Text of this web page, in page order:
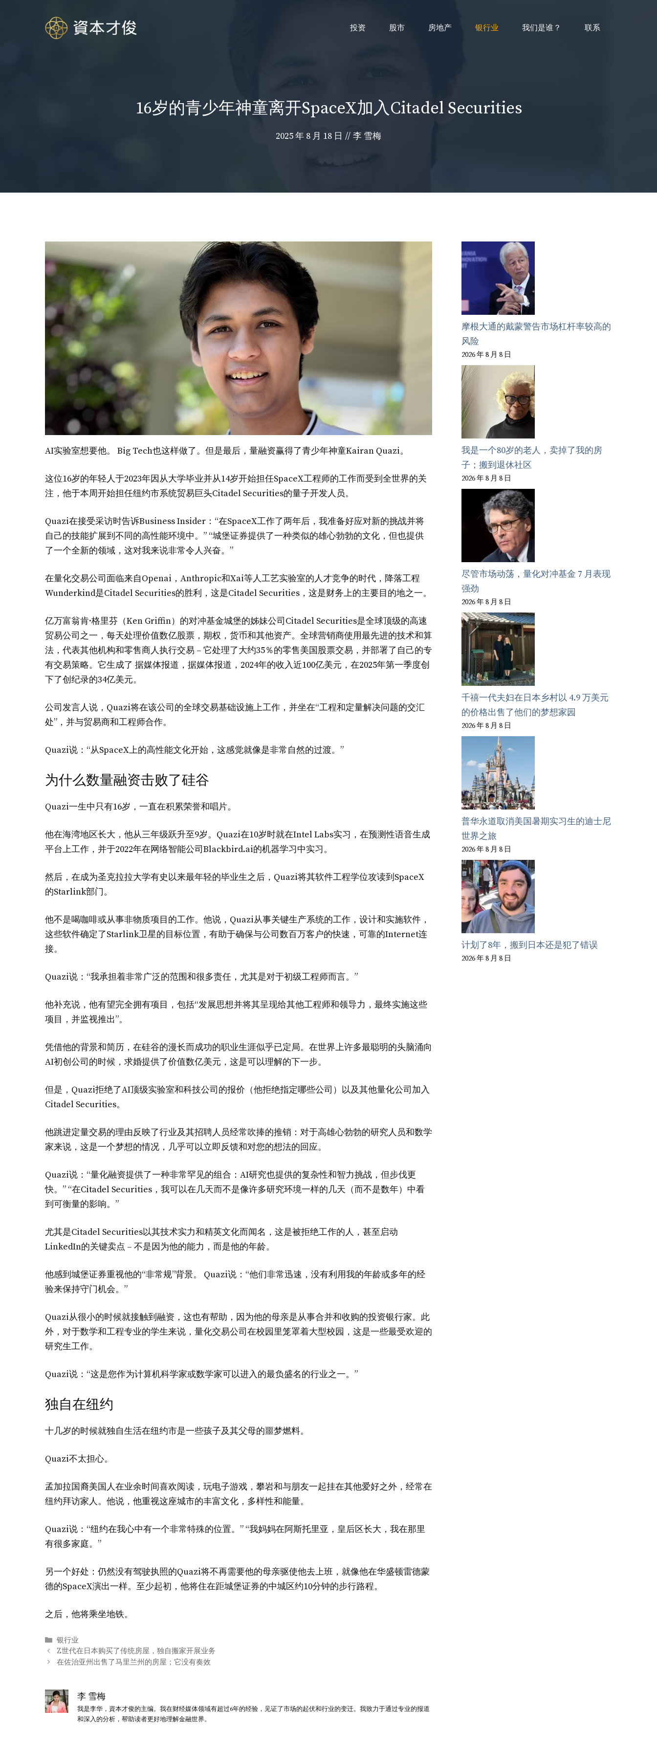
投资 股市 房地产 银行业 我们是谁？ 联系
16岁的青少年神童离开SpaceX加入Citadel Securities
2025 年 8 月 18 日 // 李 雪梅
AI实验室想要他。 Big Tech也这样做了。但是最后，量融资赢得了青少年神童Kairan Quazi。
这位16岁的年轻人于2023年因从大学毕业并从14岁开始担任SpaceX工程师的工作而受到全世界的关
注，他于本周开始担任纽约市系统贸易巨头Citadel Securities的量子开发人员。
Quazi在接受采访时告诉Business Insider：“在SpaceX工作了两年后，我准备好应对新的挑战并将
自己的技能扩展到不同的高性能环境中。” “城堡证券提供了一种类似的雄心勃勃的文化，但也提供
了一个全新的领域，这对我来说非常令人兴奋。”
在量化交易公司面临来自Openai，Anthropic和Xai等人工艺实验室的人才竞争的时代，降落工程
Wunderkind是Citadel Securities的胜利，这是Citadel Securities，这是财务上的主要目的地之一。
亿万富翁肯·格里芬（Ken Griffin）的对冲基金城堡的姊妹公司Citadel Securities是全球顶级的高速
贸易公司之一，每天处理价值数亿股票，期权，货币和其他资产。全球营销商使用最先进的技术和算
法，代表其他机构和零售商人执行交易 – 它处理了大约35％的零售美国股票交易，并部署了自己的专
有交易策略。它生成了 据媒体报道，据媒体报道，2024年的收入近100亿美元，在2025年第一季度创
下了创纪录的34亿美元。
公司发言人说，Quazi将在该公司的全球交易基础设施上工作，并坐在“工程和定量解决问题的交汇
处”，并与贸易商和工程师合作。
Quazi说：“从SpaceX上的高性能文化开始，这感觉就像是非常自然的过渡。”
为什么数量融资击败了硅谷
Quazi一生中只有16岁，一直在积累荣誉和唱片。
他在海湾地区长大，他从三年级跃升至9岁。Quazi在10岁时就在Intel Labs实习，在预测性语音生成
平台上工作，并于2022年在网络智能公司Blackbird.ai的机器学习中实习。
然后，在成为圣克拉拉大学有史以来最年轻的毕业生之后，Quazi将其软件工程学位攻读到SpaceX
的Starlink部门。
他不是喝咖啡或从事非物质项目的工作。他说，Quazi从事关键生产系统的工作，设计和实施软件，
这些软件确定了Starlink卫星的目标位置，有助于确保与公司数百万客户的快速，可靠的Internet连
接。
Quazi说：“我承担着非常广泛的范围和很多责任，尤其是对于初级工程师而言。”
他补充说，他有望完全拥有项目，包括“发展思想并将其呈现给其他工程师和领导力，最终实施这些
项目，并监视推出”。
凭借他的背景和简历，在硅谷的漫长而成功的职业生涯似乎已定局。在世界上许多最聪明的头脑涌向
AI初创公司的时候，求婚提供了价值数亿美元，这是可以理解的下一步。
但是，Quazi拒绝了AI顶级实验室和科技公司的报价（他拒绝指定哪些公司）以及其他量化公司加入
Citadel Securities。
他跳进定量交易的理由反映了行业及其招聘人员经常吹捧的推销：对于高雄心勃勃的研究人员和数学
家来说，这是一个梦想的情况，几乎可以立即反馈和对您的想法的回应。
Quazi说：“量化融资提供了一种非常罕见的组合：AI研究也提供的复杂性和智力挑战，但步伐更
快。” “在Citadel Securities，我可以在几天而不是像许多研究环境一样的几天（而不是数年）中看
到可衡量的影响。”
尤其是Citadel Securities以其技术实力和精英文化而闻名，这是被拒绝工作的人，甚至启动
LinkedIn的关键卖点 – 不是因为他的能力，而是他的年龄。
他感到城堡证券重视他的“非常规”背景。 Quazi说：“他们非常迅速，没有利用我的年龄或多年的经
验来保持守门机会。”
Quazi从很小的时候就接触到融资，这也有帮助，因为他的母亲是从事合并和收购的投资银行家。此
外，对于数学和工程专业的学生来说，量化交易公司在校园里笼罩着大型校园，这是一些最受欢迎的
研究生工作。
Quazi说：“这是您作为计算机科学家或数学家可以进入的最负盛名的行业之一。”
独自在纽约
十几岁的时候就独自生活在纽约市是一些孩子及其父母的噩梦燃料。
Quazi不太担心。
孟加拉国裔美国人在业余时间喜欢阅读，玩电子游戏，攀岩和与朋友一起挂在其他爱好之外，经常在
纽约拜访家人。他说，他重视这座城市的丰富文化，多样性和能量。
Quazi说：“纽约在我心中有一个非常特殊的位置。” “我妈妈在阿斯托里亚，皇后区长大，我在那里
有很多家庭。”
另一个好处：仍然没有驾驶执照的Quazi将不再需要他的母亲驱使他去上班，就像他在华盛顿雷德蒙
德的SpaceX演出一样。至少起初，他将住在距城堡证券的中城区约10分钟的步行路程。
之后，他将乘坐地铁。
分
类
银行业
Z世代在日本购买了传统房屋，独自搬家开展业务
在佐治亚州出售了马里兰州的房屋；它没有奏效
李 雪梅
我是李华，資本才俊的主编。我在财经媒体领域有超过6年的经验，见证了市场的起伏和行业的变迁。我致力于通过专业的报道
和深入的分析，帮助读者更好地理解金融世界。
摩根大通的戴蒙警告市场杠杆率较高的
风险
2026 年 8 月 8 日
我是一个80岁的老人，卖掉了我的房
子；搬到退休社区
2026 年 8 月 8 日
尽管市场动荡，量化对冲基金 7 月表现
强劲
2026 年 8 月 8 日
千禧一代夫妇在日本乡村以 4.9 万美元
的价格出售了他们的梦想家园
2026 年 8 月 8 日
普华永道取消美国暑期实习生的迪士尼
世界之旅
2026 年 8 月 8 日
计划了8年，搬到日本还是犯了错误
2026 年 8 月 8 日